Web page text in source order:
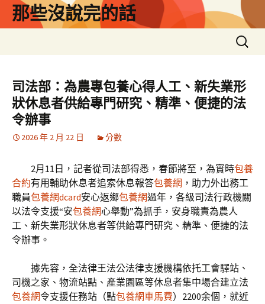
那些沒說完的話
搜
尋
鍵
字:
司法部：為農專包養心得人工、新失業形
狀休息者供給專門研究、精準、便捷的法
令辦事
2026 年 2 月 22 日 分數
2月11日，記者從司法部得悉，春節將至，為實時包養
合約有用輔助休息者追索休息報答包養網 ，助力外出務工
職員包養網dcard安心返鄉包養網過年，各級司法行政機關
以法令支援“安包養網心舉動”為抓手，安身職責為農人
工、新失業形狀休息者等供給專門研究、精準、便捷的法
令辦事。
據先容，全法律王法公法律支援機構依托工會驛站、
司機之家、物流站點、產業園區等休息者集中場合建立法
包養網令支援任務站（點包養網車馬費）2200余個，就近